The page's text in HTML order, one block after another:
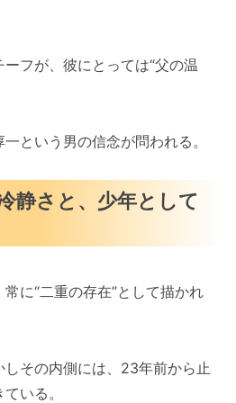
フが、彼にとっては“父の温
という男の信念が問われる。
静さと、少年として
に“二重の存在”として描かれ
その内側には、23年前から止
いる。